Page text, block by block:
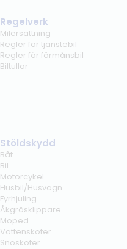
Regelverk
Milersättning
Regler för tjänstebil
Regler för förmånsbil
Biltullar
Stöldskydd
Båt
Bil
Motorcykel
Husbil/Husvagn
Fyrhjuling
Åkgräsklippare
Moped
Vattenskoter
Snöskoter